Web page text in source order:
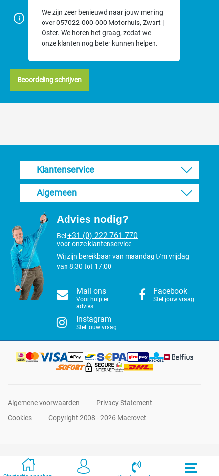
We zijn zeer benieuwd naar jouw mening
over 057022-000-000 Motorhuis, Zwart |
Oster. We horen het graag, zodat we
onze klanten nog beter kunnen helpen.
Beoordeling schrijven
Klantenservice
Algemeen
Advies nodig?
Bel +31 (0) 222 761 770
voor onze klantenservice
Wij zijn bereikbaar van maandag t/m vrijdag
van 8:30 tot 17:00
Mail ons
Voor hulp en
advies
Facebook
Stel jouw vraag
Instagram
Stel jouw vraag
Algemene voorwaarden
Privacy Statement
Cookies
Copyright 2008 - 2026 Macrovet